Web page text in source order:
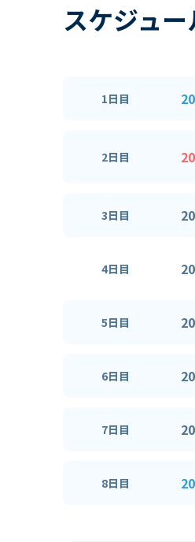
スケジュー
1日目
2日目
3日目
4日目
5日目
6日目
7日目
8日目